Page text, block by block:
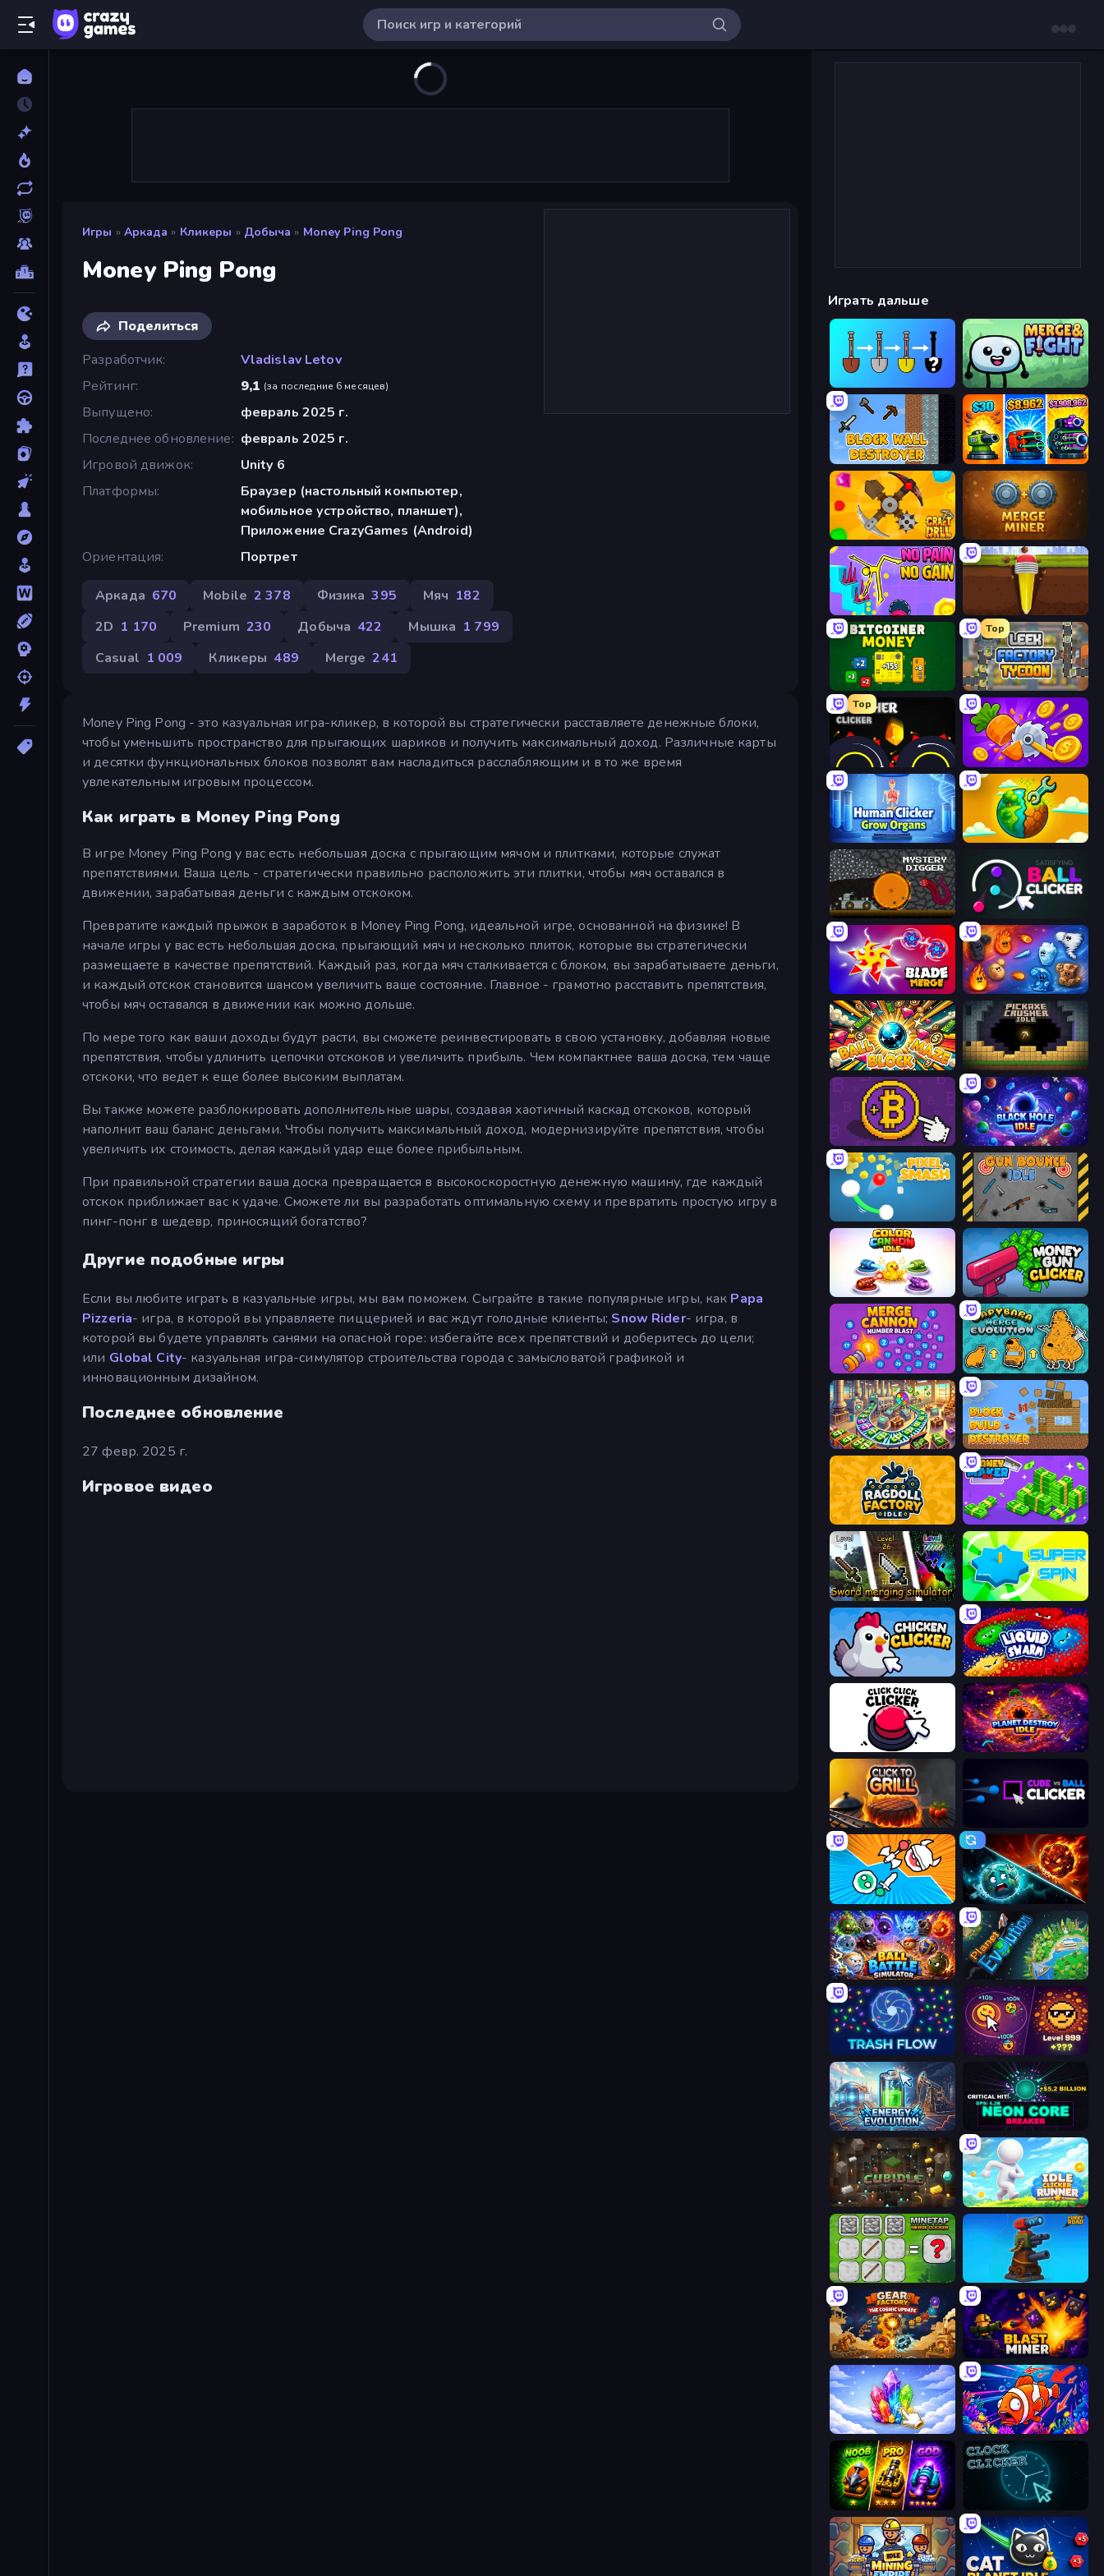
Игры » Аркада » Кликеры » Добыча » Money Ping Pong
Money Ping Pong
Поделиться
Разработчик
Vladislav Letov
Рейтинг
9,1 (за последние 6 месяцев)
Выпущено
февраль 2025 г.
Последнее обновление
февраль 2025 г.
Игровой движок
Unity 6
Платформы
Браузер (настольный компьютер,
мобильное устройство, планшет),
Приложение CrazyGames (Android)
Ориентация
Портрет
Аркада 670 Mobile 2 378 Физика 395 Мяч 182
2D 1 170 Premium 230 Добыча 422 Мышка 1 799
Casual 1 009 Кликеры 489 Merge 241
Money Ping Pong - это казуальная игра-кликер, в которой вы стратегически расставляете денежные блоки,
чтобы уменьшить пространство для прыгающих шариков и получить максимальный доход. Различные карты
и десятки функциональных блоков позволят вам насладиться расслабляющим и в то же время
увлекательным игровым процессом.
Как играть в Money Ping Pong
В игре Money Ping Pong у вас есть небольшая доска с прыгающим мячом и плитками, которые служат
препятствиями. Ваша цель - стратегически правильно расположить эти плитки, чтобы мяч оставался в
движении, зарабатывая деньги с каждым отскоком.
Превратите каждый прыжок в заработок в Money Ping Pong, идеальной игре, основанной на физике! В
начале игры у вас есть небольшая доска, прыгающий мяч и несколько плиток, которые вы стратегически
размещаете в качестве препятствий. Каждый раз, когда мяч сталкивается с блоком, вы зарабатываете деньги,
и каждый отскок становится шансом увеличить ваше состояние. Главное - грамотно расставить препятствия,
чтобы мяч оставался в движении как можно дольше.
По мере того как ваши доходы будут расти, вы сможете реинвестировать в свою установку, добавляя новые
препятствия, чтобы удлинить цепочки отскоков и увеличить прибыль. Чем компактнее ваша доска, тем чаще
отскоки, что ведет к еще более высоким выплатам.
Вы также можете разблокировать дополнительные шары, создавая хаотичный каскад отскоков, который
наполнит ваш баланс деньгами. Чтобы получить максимальный доход, модернизируйте препятствия, чтобы
увеличить их стоимость, делая каждый удар еще более прибыльным.
При правильной стратегии ваша доска превращается в высокоскоростную денежную машину, где каждый
отскок приближает вас к удаче. Сможете ли вы разработать оптимальную схему и превратить простую игру в
пинг-понг в шедевр, приносящий богатство?
Другие подобные игры
Если вы любите играть в казуальные игры, мы вам поможем. Сыграйте в такие популярные игры, как Papa
Pizzeria- игра, в которой вы управляете пиццерией и вас ждут голодные клиенты; Snow Rider- игра, в
которой вы будете управлять санями на опасной горе: избегайте всех препятствий и доберитесь до цели;
или Global City- казуальная игра-симулятор строительства города с замысловатой графикой и
инновационным дизайном.
Последнее обновление
27 февр. 2025 г.
Игровое видео
Играть дальше
Merge & Fight
Block Wall Destroyer Pumpkin Defense: Merge Cannon
Craft Drill Merge Miner
No Pain No Gain - Ragdoll Sandbox Pen Dig
BitCoiner
Top
Leek Factory Tycoon
Top
Crusher Clicker Farm Ring Idle
Human Clicker: Grow Organs Land Explorers: Merge & Build
Mystery Digger Satisfying Ball Clicker
Blade Merge Elemental Merge
Ball Block Maze Pickaxe Crusher Idle
Money Maker Black Hole Idle
Pixel Smash Gun Bounce Idle
Color Cannon Idle Money Gun Clicker
Capybara Merge Evolution
Money Factory: Tycoon Idle Game Block Build Destroyer
Ragdoll Factory Idle Money Maker Idle
Sword Merging Simulator Super Spin
Chicken Clicker Liquid Swarm
Click Click Clicker Planet Destroy Idle
Click To Grill
Merge Knights! PlanetCrush 2
Ball Battle Simulator Planet Evolution: Idle Clicker
Trash Flow Dominate All Shapes
Energy Evolution Neon Core Breaker
Cubidle Idle Clicker Runner
MineTap Merge Clicker Furry Road
Gear Factory Blast Miner
Crystalia Idle Clicker Fish Catch Idle
Merge Survival Clock Clicker